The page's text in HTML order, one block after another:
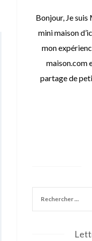
Bonjour, Je suis
mini maison
mon
maison.com
partage de